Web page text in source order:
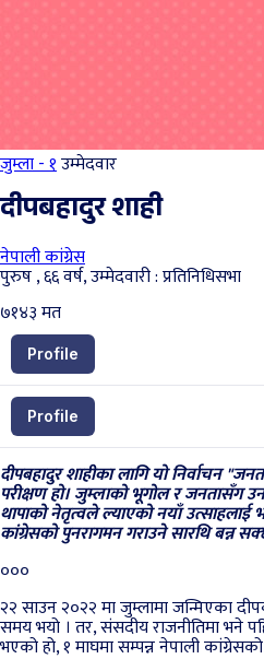
जुम्ला - १उम्मेदवार
दीपबहादुर शाही
नेपाली कांग्रेस
पुरुष , ६६ वर्ष, उम्मेदवारी : प्रतिनिधिसभा
७१४३मत
Profile
Profile
दीपबहादुर शाहीका लागि यो निर्वाचन
परीक्षण हो। जुम्लाको भूगोल र जनतासँग
थापाको नेतृत्वले ल्याएको नयाँ
कांग्रेसको पुनरागमन गराउने सारथि बन्न
०००
२२ साउन २०२२ मा जुम्लामा जन्मिएका
समय भयो । तर, संसदीय राजनीतिमा भने
भएको हो, १ माघमा सम्पन्न नेपाली